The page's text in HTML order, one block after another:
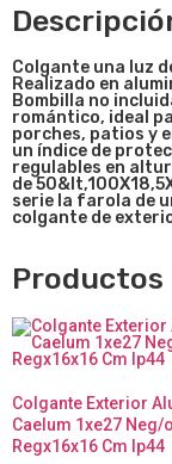
Colgante una luz
Realizado en
Bombilla no
romántico, ideal
porches, patios y
un índice de
regulables en
de
serie la farola de
colgante de
Productos
Colgante Exterior
Caelum 1xe27 Neg/
Regx16x16 Cm Ip44